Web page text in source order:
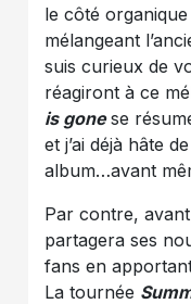
le côté
mélangeant
suis curieux de
réagiront à ce
is gonese
et j’ai déjà hâte
album…avant
Par contre,
partagera ses
fans en
La tournée